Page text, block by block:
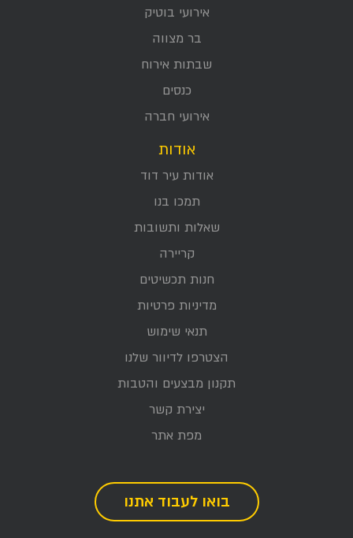
אירועי בוטיק
בר מצווה
שבתות אירוח
כנסים
אירועי חברה
אודות
אודות עיר דוד
תמכו בנו
שאלות ותשובות
קריירה
חנות תכשיטים
מדיניות פרטיות
תנאי שימוש
הצטרפו לדיוור שלנו
תקנון מבצעים והטבות
יצירת קשר
מפת אתר
בואו לעבוד אתנו